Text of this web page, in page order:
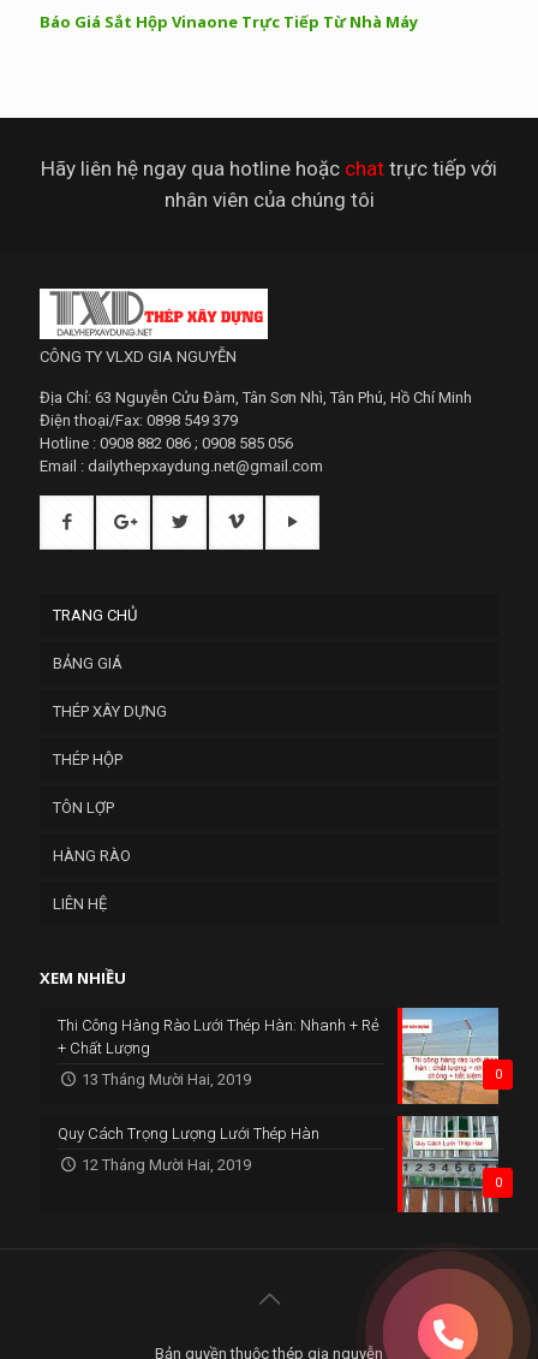
Báo Giá Sắt Hộp Vinaone Trực Tiếp Từ Nhà Máy
Hãy liên hệ ngay qua hotline hoặc chat trực tiếp với
nhân viên của chúng tôi
CÔNG TY VLXD GIA NGUYỄN
Địa Chỉ: 63 Nguyễn Cửu Đàm, Tân Sơn Nhì, Tân Phú, Hồ Chí Minh
Điện thoại/Fax: 0898 549 379
Hotline : 0908 882 086 ; 0908 585 056
Email : dailythepxaydung.net@gmail.com
TRANG CHỦ
BẢNG GIÁ
THÉP XÂY DỰNG
THÉP HỘP
TÔN LỢP
HÀNG RÀO
LIÊN HỆ
XEM NHIỀU
0
Thi Công Hàng Rào Lưới Thép Hàn: Nhanh + Rẻ
+ Chất Lượng
13 Tháng Mười Hai, 2019
0
Quy Cách Trọng Lượng Lưới Thép Hàn
12 Tháng Mười Hai, 2019
Bản quyền thuộc thép gia nguyễn